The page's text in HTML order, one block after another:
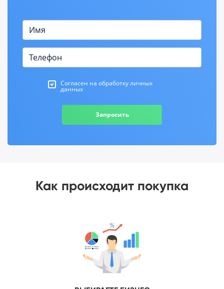
Согласен на обработку личных
данных
Запросить
Как происходит покупка